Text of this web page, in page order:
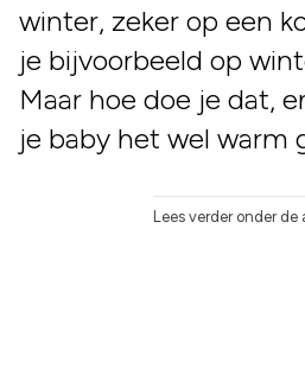
winter, zeker op een
je bijvoorbeeld op
Maar hoe doe je dat,
je baby het wel warm
Lees verder onder de